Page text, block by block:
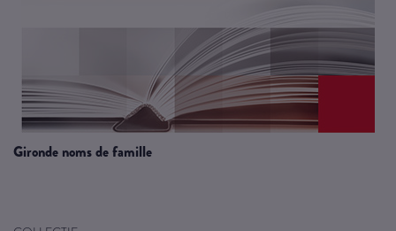
gironde noms de famille